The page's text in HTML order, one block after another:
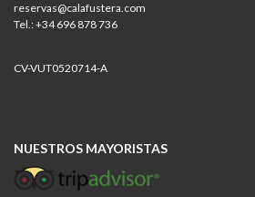
reservas@calafustera.com
Tel.: +34 696 878 736
CV-VUT0520714-A
NUESTROS MAYORISTAS